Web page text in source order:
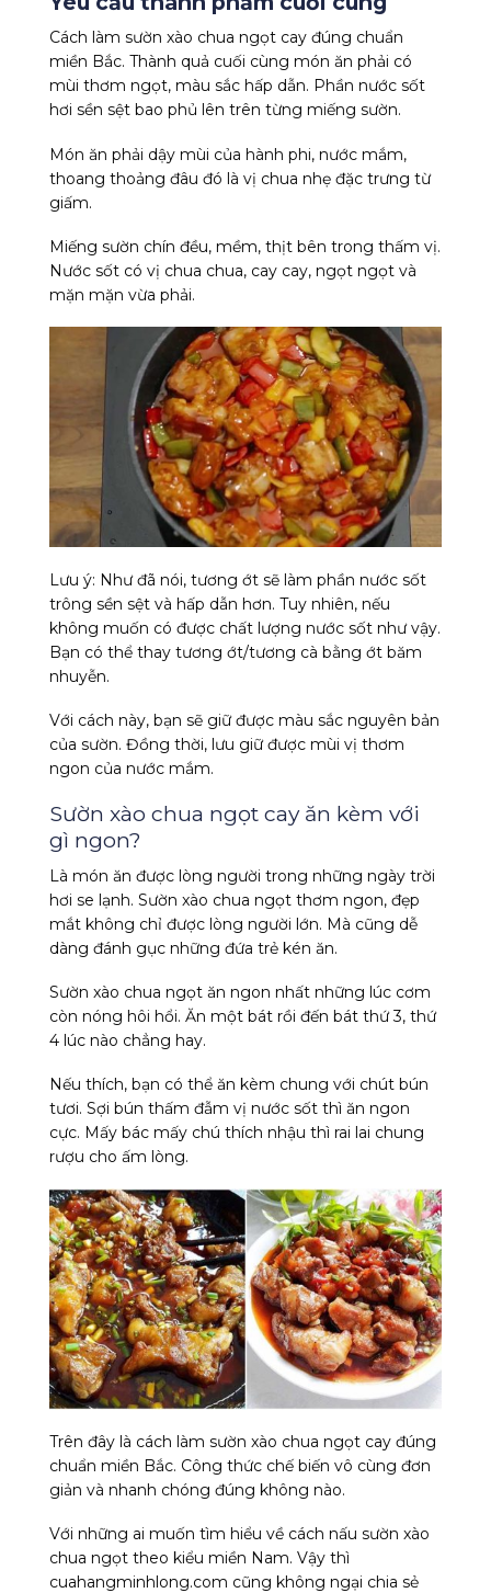
Cách làm sườn xào chua ngọt cay đúng chuẩn
miền Bắc. Thành quả cuối cùng món ăn phải có
mùi thơm ngọt, màu sắc hấp dẫn. Phần nước sốt
hơi sền sệt bao phủ lên trên từng miếng sườn.
Món ăn phải dậy mùi của hành phi, nước mắm,
thoang thoảng đâu đó là vị chua nhẹ đặc trưng từ
giấm.
Miếng sườn chín đều, mềm, thịt bên trong thấm vị.
Nước sốt có vị chua chua, cay cay, ngọt ngọt và
mặn mặn vừa phải.
Lưu ý: Như đã nói, tương ớt sẽ làm phần nước sốt
trông sền sệt và hấp dẫn hơn. Tuy nhiên, nếu
không muốn có được chất lượng nước sốt như vậy.
Bạn có thể thay tương ớt/tương cà bằng ớt băm
nhuyễn.
Với cách này, bạn sẽ giữ được màu sắc nguyên bản
của sườn. Đồng thời, lưu giữ được mùi vị thơm
ngon của nước mắm.
Sườn xào chua ngọt cay ăn kèm với
gì ngon?
Là món ăn được lòng người trong những ngày trời
hơi se lạnh. Sườn xào chua ngọt thơm ngon, đẹp
mắt không chỉ được lòng người lớn. Mà cũng dễ
dàng đánh gục những đứa trẻ kén ăn.
Sườn xào chua ngọt ăn ngon nhất những lúc cơm
còn nóng hôi hổi. Ăn một bát rồi đến bát thứ 3, thứ
4 lúc nào chẳng hay.
Nếu thích, bạn có thể ăn kèm chung với chút bún
tươi. Sợi bún thấm đẫm vị nước sốt thì ăn ngon
cực. Mấy bác mấy chú thích nhậu thì rai lai chung
rượu cho ấm lòng.
Trên đây là cách làm sườn xào chua ngọt cay đúng
chuẩn miền Bắc. Công thức chế biến vô cùng đơn
giản và nhanh chóng đúng không nào.
Với những ai muốn tìm hiểu về cách nấu sườn xào
chua ngọt theo kiểu miền Nam. Vậy thì
cuahangminhlong.com cũng không ngại chia sẻ